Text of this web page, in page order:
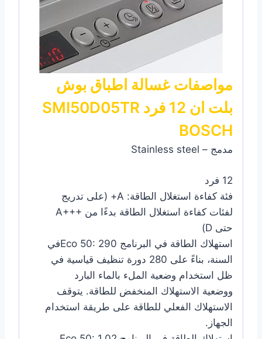
مواصفات غسالة اطباق بوش
بلت ان 12 فرد SMI50D05TR
BOSCH
مدمج – Stainless steel
12 فرد
فئة كفاءة استغلال الطاقة: A+ (على تدريج
لفئات كفاءة استغلال الطاقة بدءًا من A+++‎
حتى D)
استهلاك الطاقة في البرنامج Eco 50: 290في
السنة، بناءً على 280 دورة تنظيف قياسية في
ظل استخدام وضعية الملء بالماء البارد
ووضعية الاستهلاك المنخفض للطاقة. يتوقف
الاستهلاك الفعلي للطاقة على طريقة استخدام
الجهاز.